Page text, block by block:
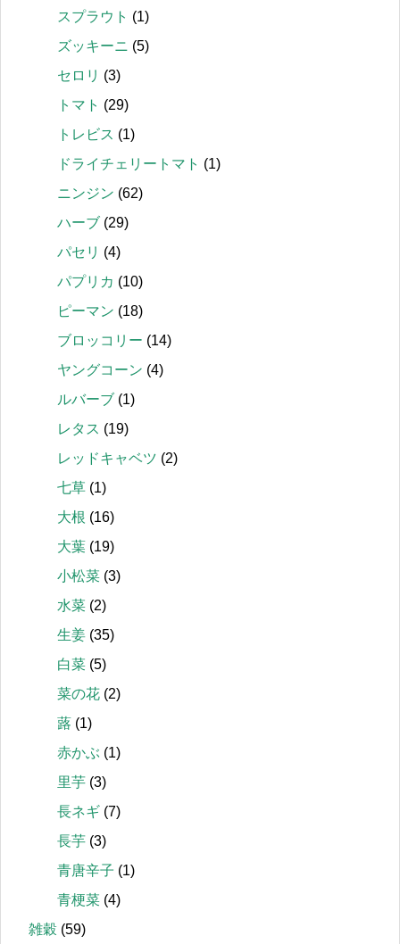
スプラウト (1)
ズッキーニ (5)
セロリ (3)
トマト (29)
トレビス (1)
ドライチェリートマト (1)
ニンジン (62)
ハーブ (29)
パセリ (4)
パプリカ (10)
ピーマン (18)
ブロッコリー (14)
ヤングコーン (4)
ルバーブ (1)
レタス (19)
レッドキャベツ (2)
七草 (1)
大根 (16)
大葉 (19)
小松菜 (3)
水菜 (2)
生姜 (35)
白菜 (5)
菜の花 (2)
蕗 (1)
赤かぶ (1)
里芋 (3)
長ネギ (7)
長芋 (3)
青唐辛子 (1)
青梗菜 (4)
雑穀 (59)